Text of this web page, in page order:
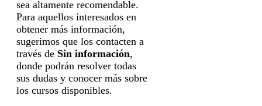
sea altamente recomendable.
Para aquellos interesados en
obtener más información,
sugerimos que los contacten a
través de Sin información,
donde podrán resolver todas
sus dudas y conocer más sobre
los cursos disponibles.